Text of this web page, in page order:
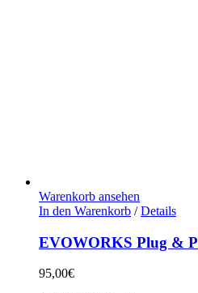
Warenkorb ansehen
In den Warenkorb / Details
EVOWORKS Plug &
95,00€